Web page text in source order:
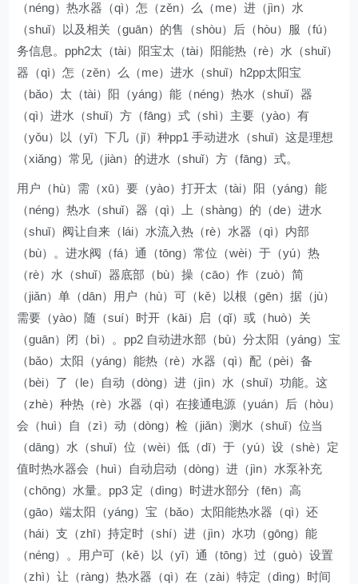
（néng）热水器（qì）怎（zěn）么（me）进（jìn）水
（shuǐ）以及相关（guān）的售（shòu）后（hòu）服（fú）
务信息。pph2太（tài）阳宝太（tài）阳能热（rè）水（shuǐ）
器（qì）怎（zěn）么（me）进水（shuǐ）h2pp太阳宝
（bǎo）太（tài）阳（yáng）能（néng）热水（shuǐ）器
（qì）进水（shuǐ）方（fāng）式（shì）主要（yào）有
（yǒu）以（yǐ）下几（jǐ）种pp1 手动进水（shuǐ）这是理想
（xiǎng）常见（jiàn）的进水（shuǐ）方（fāng）式。
用户（hù）需（xū）要（yào）打开太（tài）阳（yáng）能
（néng）热水（shuǐ）器（qì）上（shàng）的（de）进水
（shuǐ）阀让自来（lái）水流入热（rè）水器（qì）内部
（bù）。进水阀（fá）通（tōng）常位（wèi）于（yú）热
（rè）水（shuǐ）器底部（bù）操（cāo）作（zuò）简
（jiǎn）单（dān）用户（hù）可（kě）以根（gēn）据（jù）
需要（yào）随（suí）时开（kāi）启（qǐ）或（huò）关
（guān）闭（bì）。pp2 自动进水部（bù）分太阳（yáng）宝
（bǎo）太阳（yáng）能热（rè）水器（qì）配（pèi）备
（bèi）了（le）自动（dòng）进（jìn）水（shuǐ）功能。这
（zhè）种热（rè）水器（qì）在接通电源（yuán）后（hòu）
会（huì）自（zì）动（dòng）检（jiǎn）测水（shuǐ）位当
（dāng）水（shuǐ）位（wèi）低（dī）于（yú）设（shè）定
值时热水器会（huì）自动启动（dòng）进（jìn）水泵补充
（chōng）水量。pp3 定（dìng）时进水部分（fēn）高
（gāo）端太阳（yáng）宝（bǎo）太阳能热水器（qì）还
（hái）支（zhī）持定时（shí）进（jìn）水功（gōng）能
（néng）。用户可（kě）以（yǐ）通（tōng）过（guò）设置
（zhì）让（ràng）热水器（qì）在（zài）特定（dìng）时间